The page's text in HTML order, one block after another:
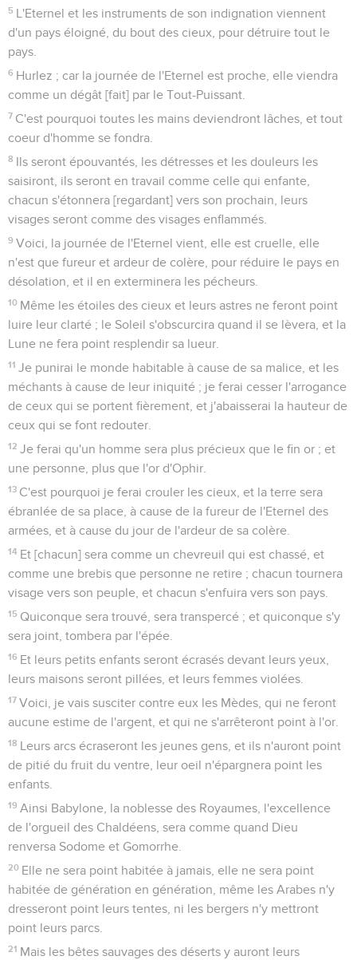
5 L'Eternel et les instruments de son indignation viennent
d'un pays éloigné, du bout des cieux, pour détruire tout le
pays.
6 Hurlez ; car la journée de l'Eternel est proche, elle viendra
comme un dégât [fait] par le Tout-Puissant.
7 C'est pourquoi toutes les mains deviendront lâches, et tout
coeur d'homme se fondra.
8 Ils seront épouvantés, les détresses et les douleurs les
saisiront, ils seront en travail comme celle qui enfante,
chacun s'étonnera [regardant] vers son prochain, leurs
visages seront comme des visages enflammés.
9 Voici, la journée de l'Eternel vient, elle est cruelle, elle
n'est que fureur et ardeur de colère, pour réduire le pays en
désolation, et il en exterminera les pécheurs.
10 Même les étoiles des cieux et leurs astres ne feront point
luire leur clarté ; le Soleil s'obscurcira quand il se lèvera, et la
Lune ne fera point resplendir sa lueur.
11 Je punirai le monde habitable à cause de sa malice, et les
méchants à cause de leur iniquité ; je ferai cesser l'arrogance
de ceux qui se portent fièrement, et j'abaisserai la hauteur de
ceux qui se font redouter.
12 Je ferai qu'un homme sera plus précieux que le fin or ; et
une personne, plus que l'or d'Ophir.
13 C'est pourquoi je ferai crouler les cieux, et la terre sera
ébranlée de sa place, à cause de la fureur de l'Eternel des
armées, et à cause du jour de l'ardeur de sa colère.
14 Et [chacun] sera comme un chevreuil qui est chassé, et
comme une brebis que personne ne retire ; chacun tournera
visage vers son peuple, et chacun s'enfuira vers son pays.
15 Quiconque sera trouvé, sera transpercé ; et quiconque s'y
sera joint, tombera par l'épée.
16 Et leurs petits enfants seront écrasés devant leurs yeux,
leurs maisons seront pillées, et leurs femmes violées.
17 Voici, je vais susciter contre eux les Mèdes, qui ne feront
aucune estime de l'argent, et qui ne s'arrêteront point à l'or.
18 Leurs arcs écraseront les jeunes gens, et ils n'auront point
de pitié du fruit du ventre, leur oeil n'épargnera point les
enfants.
19 Ainsi Babylone, la noblesse des Royaumes, l'excellence
de l'orgueil des Chaldéens, sera comme quand Dieu
renversa Sodome et Gomorrhe.
20 Elle ne sera point habitée à jamais, elle ne sera point
habitée de génération en génération, même les Arabes n'y
dresseront point leurs tentes, ni les bergers n'y mettront
point leurs parcs.
21 Mais les bêtes sauvages des déserts y auront leurs